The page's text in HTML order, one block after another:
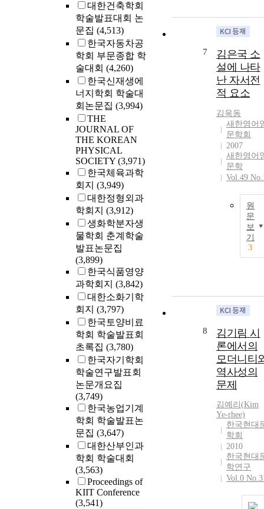
대한건축학회
학술발표대회 논
문집 (4,513)
한국자동차공
학회 부문종합 학
술대회 (4,260)
한국신재생에
너지학회 학술대
회논문집 (3,994)
THE
JOURNAL OF
THE KOREAN
PHYSICAL
SOCIETY (3,971)
한국체육과학
회지 (3,949)
대한정형외과
학회지 (3,912)
생화학분자생
물학회 춘계학술
발표논문집
(3,899)
한국식품영양
과학회지 (3,842)
대한소화기학
회지 (3,797)
한국토양비료
학회 학술발표회
초록집 (3,780)
한국자기학회
학술연구발표회
논문개요집
(3,749)
한국농업기계
학회 학술발표논
문집 (3,647)
대한산부인과
학회 학술대회
(3,563)
Proceedings of
KIIT Conference
(3,541)
7
김은국 소
설에 나타
난 자서전
적 요소
김욱동
새한영어
문학회
2007
새한영어
문학
Vol.49
원
문
보
기
3
8
김기림 시
론에서의
모더니티
역사성의
문제
김예리(Kim
Ye-rhee)
한국현대
학회
2010
한국현대
학연구
Vol.0